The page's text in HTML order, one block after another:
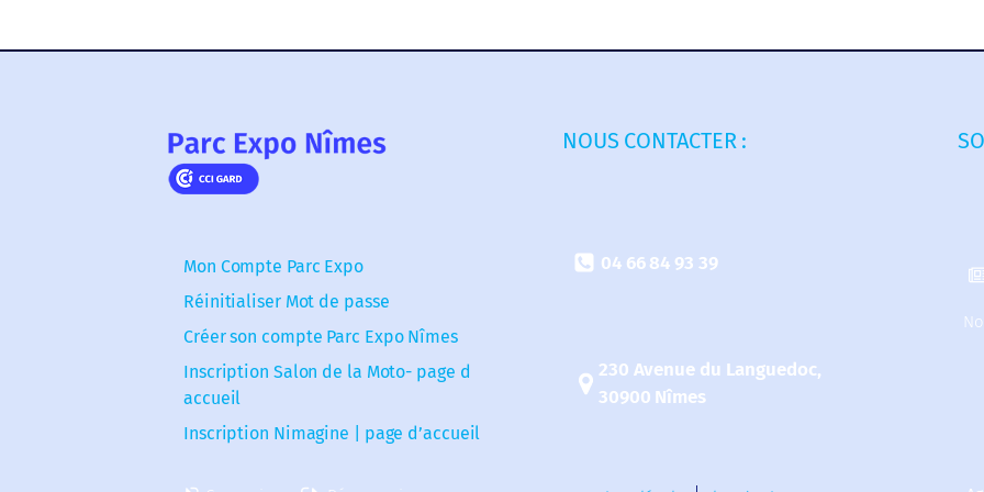
Mon Compte Parc Expo
Réinitialiser Mot de passe
Créer son compte Parc Expo Nîmes
Inscription Salon de la Moto- page d
accueil
Inscription Nimagine | page d’accueil
NOUS CONTACTER :
04 66 84 93 39
230 Avenue du Languedoc,
30900 Nîmes